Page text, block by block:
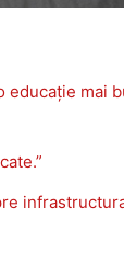
educație mai